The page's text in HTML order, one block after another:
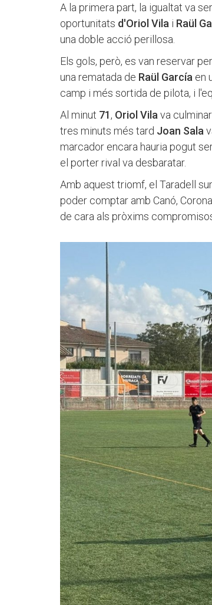
A la primera part, la igualtat va
oportunitats d'OriolVila i Raül
una doble acció perillosa.
Els gols, però, es van reservar
una rematada de Raül García en
camp i més sortida de pilota, i
Al minut 71, OriolVila va
tres minuts més tard Joan Sala
marcador encara hauria pogut
el porter rival va desbaratar.
Amb aquest triomf, el Taradell
poder comptar amb Canó,
de cara als pròxims